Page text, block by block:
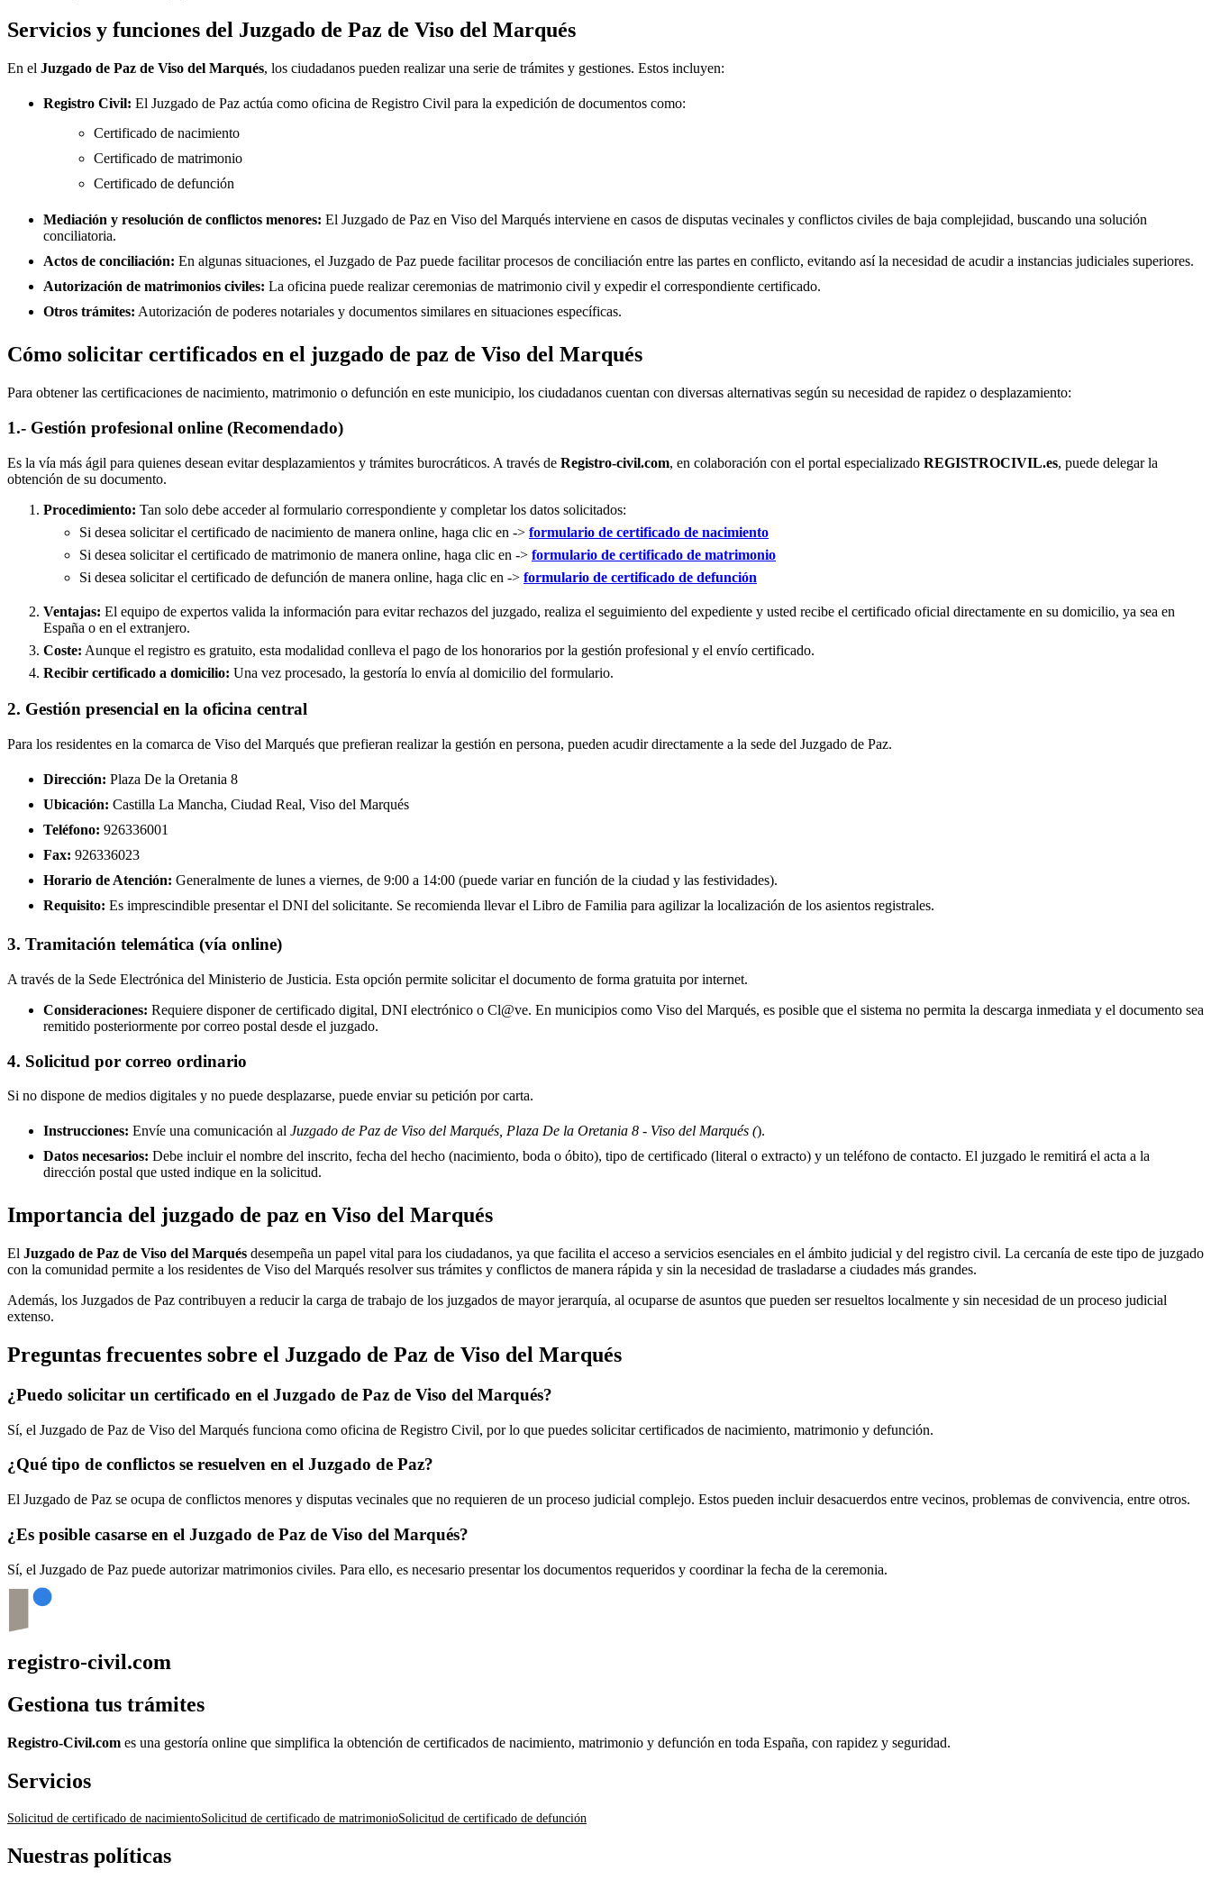
Servicios y funciones del Juzgado de Paz de Viso del Marqués
En el Juzgado de Paz de Viso del Marqués, los ciudadanos pueden realizar una serie de trámites y gestiones. Estos incluyen:
Registro Civil: El Juzgado de Paz actúa como oficina de Registro Civil para la expedición de documentos como:
Certificado de nacimiento
Certificado de matrimonio
Certificado de defunción
Mediación y resolución de conflictos menores: El Juzgado de Paz en Viso del Marqués interviene en casos de disputas vecinales y conflictos civiles de baja complejidad, buscando una solución
conciliatoria.
Actos de conciliación: En algunas situaciones, el Juzgado de Paz puede facilitar procesos de conciliación entre las partes en conflicto, evitando así la necesidad de acudir a instancias judiciales superiores.
Autorización de matrimonios civiles: La oficina puede realizar ceremonias de matrimonio civil y expedir el correspondiente certificado.
Otros trámites: Autorización de poderes notariales y documentos similares en situaciones específicas.
Cómo solicitar certificados en el juzgado de paz de Viso del Marqués
Para obtener las certificaciones de nacimiento, matrimonio o defunción en este municipio, los ciudadanos cuentan con diversas alternativas según su necesidad de rapidez o desplazamiento:
1.- Gestión profesional online (Recomendado)
Es la vía más ágil para quienes desean evitar desplazamientos y trámites burocráticos. A través de Registro-civil.com, en colaboración con el portal especializado REGISTROCIVIL.es, puede delegar la
obtención de su documento.
Procedimiento: Tan solo debe acceder al formulario correspondiente y completar los datos solicitados:
Si desea solicitar el certificado de nacimiento de manera online, haga clic en -> formulario de certificado de nacimiento
Si desea solicitar el certificado de matrimonio de manera online, haga clic en -> formulario de certificado de matrimonio
Si desea solicitar el certificado de defunción de manera online, haga clic en -> formulario de certificado de defunción
Ventajas: El equipo de expertos valida la información para evitar rechazos del juzgado, realiza el seguimiento del expediente y usted recibe el certificado oficial directamente en su domicilio, ya sea en
España o en el extranjero.
Coste: Aunque el registro es gratuito, esta modalidad conlleva el pago de los honorarios por la gestión profesional y el envío certificado.
Recibir certificado a domicilio: Una vez procesado, la gestoría lo envía al domicilio del formulario.
2. Gestión presencial en la oficina central
Para los residentes en la comarca de Viso del Marqués que prefieran realizar la gestión en persona, pueden acudir directamente a la sede del Juzgado de Paz.
Dirección: Plaza De la Oretania 8
Ubicación: Castilla La Mancha, Ciudad Real, Viso del Marqués
Teléfono: 926336001
Fax: 926336023
Horario de Atención: Generalmente de lunes a viernes, de 9:00 a 14:00 (puede variar en función de la ciudad y las festividades).
Requisito: Es imprescindible presentar el DNI del solicitante. Se recomienda llevar el Libro de Familia para agilizar la localización de los asientos registrales.
3. Tramitación telemática (vía online)
A través de la Sede Electrónica del Ministerio de Justicia. Esta opción permite solicitar el documento de forma gratuita por internet.
Consideraciones: Requiere disponer de certificado digital, DNI electrónico o Cl@ve. En municipios como Viso del Marqués, es posible que el sistema no permita la descarga inmediata y el documento sea
remitido posteriormente por correo postal desde el juzgado.
4. Solicitud por correo ordinario
Si no dispone de medios digitales y no puede desplazarse, puede enviar su petición por carta.
Instrucciones: Envíe una comunicación al Juzgado de Paz de Viso del Marqués, Plaza De la Oretania 8 - Viso del Marqués ().
Datos necesarios: Debe incluir el nombre del inscrito, fecha del hecho (nacimiento, boda o óbito), tipo de certificado (literal o extracto) y un teléfono de contacto. El juzgado le remitirá el acta a la
dirección postal que usted indique en la solicitud.
Importancia del juzgado de paz en Viso del Marqués
El Juzgado de Paz de Viso del Marqués desempeña un papel vital para los ciudadanos, ya que facilita el acceso a servicios esenciales en el ámbito judicial y del registro civil. La cercanía de este tipo de juzgado
con la comunidad permite a los residentes de Viso del Marqués resolver sus trámites y conflictos de manera rápida y sin la necesidad de trasladarse a ciudades más grandes.
Además, los Juzgados de Paz contribuyen a reducir la carga de trabajo de los juzgados de mayor jerarquía, al ocuparse de asuntos que pueden ser resueltos localmente y sin necesidad de un proceso judicial
extenso.
Preguntas frecuentes sobre el Juzgado de Paz de Viso del Marqués
¿Puedo solicitar un certificado en el Juzgado de Paz de Viso del Marqués?
Sí, el Juzgado de Paz de Viso del Marqués funciona como oficina de Registro Civil, por lo que puedes solicitar certificados de nacimiento, matrimonio y defunción.
¿Qué tipo de conflictos se resuelven en el Juzgado de Paz?
El Juzgado de Paz se ocupa de conflictos menores y disputas vecinales que no requieren de un proceso judicial complejo. Estos pueden incluir desacuerdos entre vecinos, problemas de convivencia, entre otros.
¿Es posible casarse en el Juzgado de Paz de Viso del Marqués?
Sí, el Juzgado de Paz puede autorizar matrimonios civiles. Para ello, es necesario presentar los documentos requeridos y coordinar la fecha de la ceremonia.
registro-civil.com
Gestiona tus trámites
Registro-Civil.com es una gestoría online que simplifica la obtención de certificados de nacimiento, matrimonio y defunción en toda España, con rapidez y seguridad.
Servicios
Solicitud de certificado de nacimientoSolicitud de certificado de matrimonioSolicitud de certificado de defunción
Nuestras políticas